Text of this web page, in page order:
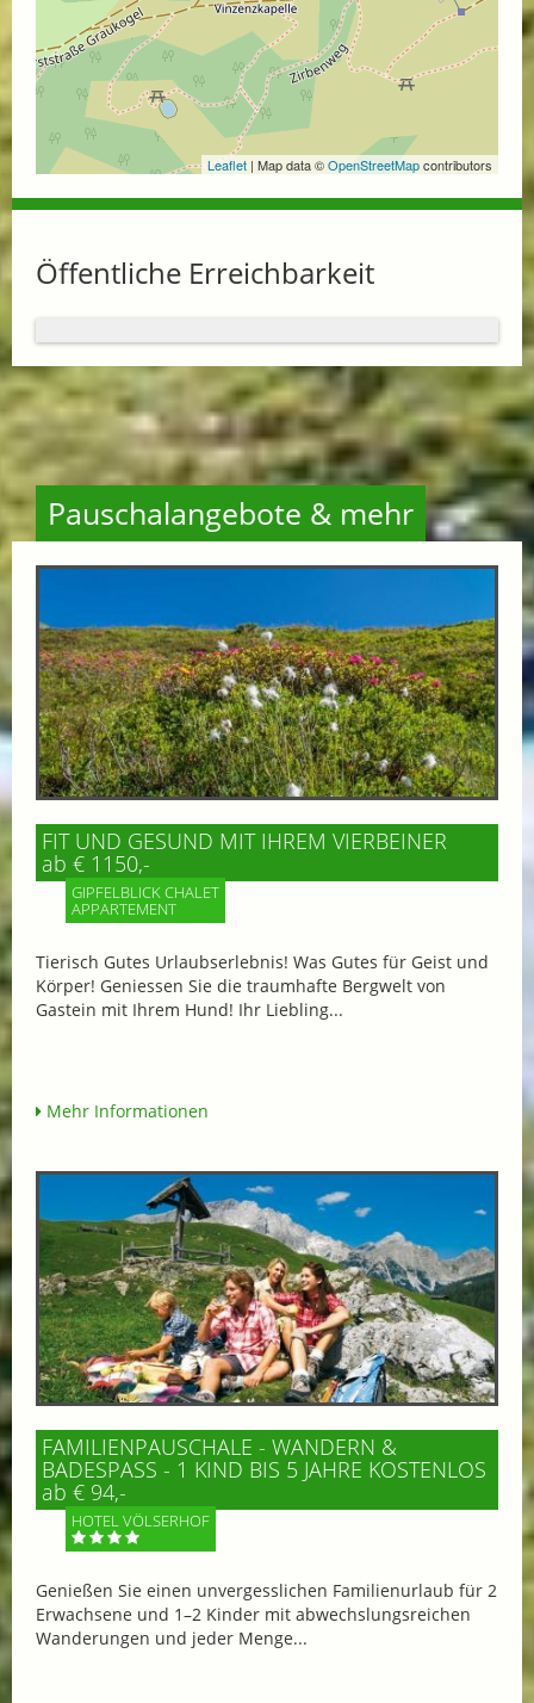
Leaflet | Map data ©OpenStreetMapcontributors
Öffentliche Erreichbarkeit
Pauschalangebote & mehr
FIT UND GESUND MIT IHREM VIERBEINER
ab € 1150,-
GIPFELBLICK CHALET
APPARTEMENT
Tierisch Gutes Urlaubserlebnis! Was Gutes für Geist und
Körper! Geniessen Sie die traumhafte Bergwelt von
Gastein mit Ihrem Hund! Ihr Liebling...
Mehr Informationen
FAMILIENPAUSCHALE - WANDERN &
BADESPASS - 1 KIND BIS 5 JAHRE KOSTENLOS
ab € 94,-
HOTEL VÖLSERHOF
Genießen Sie einen unvergesslichen Familienurlaub für 2
Erwachsene und 1–2 Kinder mit abwechslungsreichen
Wanderungen und jeder Menge...